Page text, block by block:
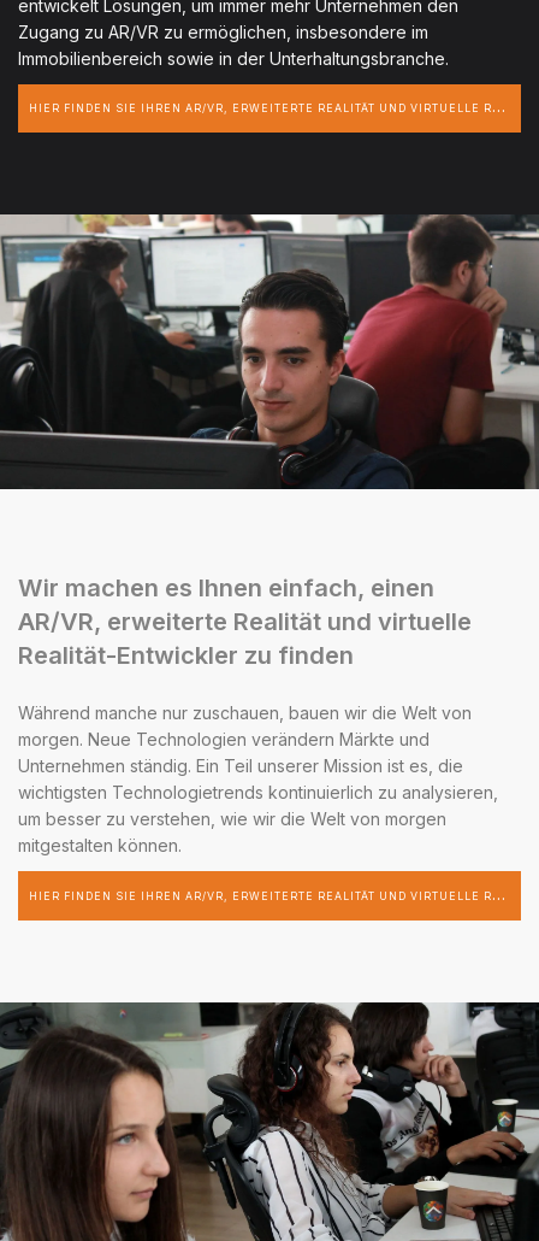
entwickelt Lösungen, um immer mehr Unternehmen den
Zugang zu AR/VR zu ermöglichen, insbesondere im
Immobilienbereich sowie in der Unterhaltungsbranche.
H
IER FINDEN SIE IHREN AR/VR, ERWEITERTE REALITÄT UND VIRTUELLE REALITÄT-ENTWICKLER
Wir machen es Ihnen einfach, einen
AR/VR, erweiterte Realität und virtuelle
Realität-Entwickler zu finden
Während manche nur zuschauen, bauen wir die Welt von
morgen. Neue Technologien verändern Märkte und
Unternehmen ständig. Ein Teil unserer Mission ist es, die
wichtigsten Technologietrends kontinuierlich zu analysieren,
um besser zu verstehen, wie wir die Welt von morgen
mitgestalten können.
H
IER FINDEN SIE IHREN AR/VR, ERWEITERTE REALITÄT UND VIRTUELLE REALITÄT-ENTWICKLER